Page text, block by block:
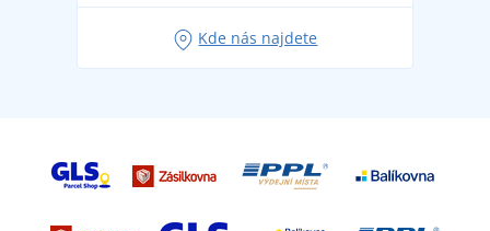
Kde nás najdete